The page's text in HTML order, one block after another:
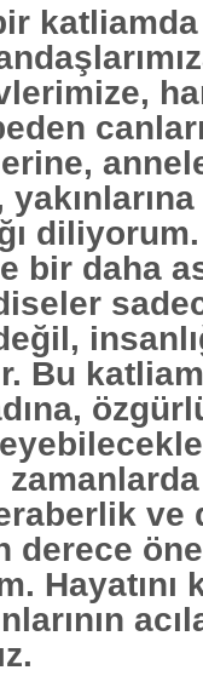
katliamda
bir daha
Bu
ve
derece
Hayatını